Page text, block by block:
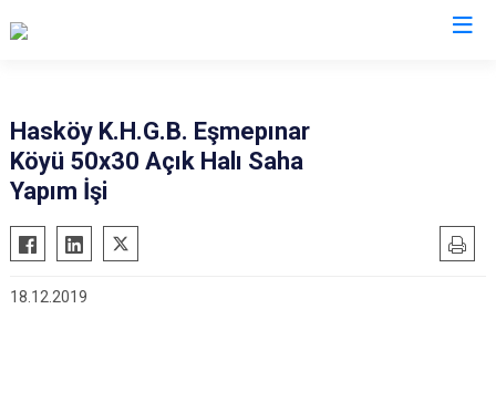
Bulanık
Hasköy
Korkut
Hasköy K.H.G.B. Eşmepınar
Köyü 50x30 Açık Halı Saha
Yapım İşi
18.12.2019